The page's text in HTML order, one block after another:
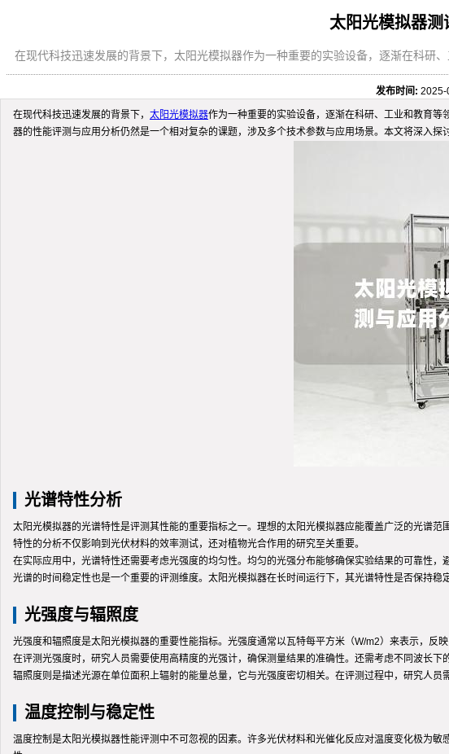
太阳光模拟器
在现代科技迅速发展的背景下，太阳光模拟器作为一种重要的实验设备，逐渐在科研
发布时间:
在现代科技迅速发展的背景下， 太阳光模拟器作为一种重要的实验设备，逐渐在科研、工业和教育
器的性能评测与应用分析仍然是一个相对复杂的课题，涉及多个技术参数与应用场景。本文将深入
光谱特性分析
太阳光模拟器的光谱特性是评测其性能的重要指标之一。理想的太阳光模拟器应能覆盖广泛的光谱
特性的分析不仅影响到光伏材料的效率测试，还对植物光合作用的研究至关重要。
在实际应用中，光谱特性还需要考虑光强度的均匀性。均匀的光强分布能够确保实验结果的可靠性
光谱的时间稳定性也是一个重要的评测维度。太阳光模拟器在长时间运行下，其光谱特性是否保持
光强度与辐照度
光强度和辐照度是太阳光模拟器的重要性能指标。光强度通常以瓦特每平方米（W/m2）来表示，反
在评测光强度时，研究人员需要使用高精度的光强计，确保测量结果的准确性。还需考虑不同波长
辐照度则是描述光源在单位面积上辐射的能量总量，它与光强度密切相关。在评测过程中，研究人
温度控制与稳定性
温度控制是太阳光模拟器性能评测中不可忽视的因素。许多光伏材料和光催化反应对温度变化极为